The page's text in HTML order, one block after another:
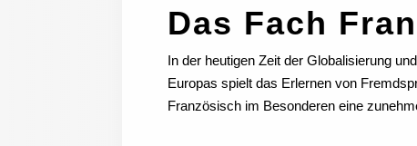
Das Fach
In der heutigen Zeit der Globalisierung
Europas spielt das Erlernen von
Französisch im Besonderen eine